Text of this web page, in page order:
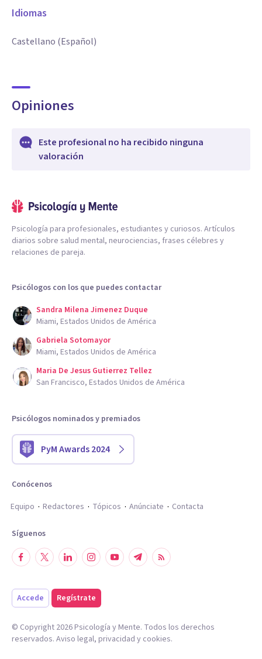
Idiomas
Castellano (Español)
Opiniones
Este profesional no ha recibido ninguna
valoración
Psicología para profesionales, estudiantes y curiosos. Artículos
diarios sobre salud mental, neurociencias, frases célebres y
relaciones de pareja.
Psicólogos con los que puedes contactar
Sandra Milena Jimenez Duque
Miami, Estados Unidos de América
Gabriela Sotomayor
Miami, Estados Unidos de América
Maria De Jesus Gutierrez Tellez
San Francisco, Estados Unidos de América
Psicólogos nominados y premiados
PyM Awards 2024
Conócenos
Equipo
Redactores Tópicos Anúnciate Contacta
Síguenos
Accede Regístrate
© Copyright 2026Psicología y Mente. Todos los derechos
reservados. Aviso legal, privacidad y cookies.